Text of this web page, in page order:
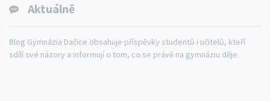
Aktuálně
Blog Gymnázia Dačice obsahuje příspěvky studentů i učitelů, kteří
sdílí své názory a informují o tom, co se právě na gymnáziu děje.